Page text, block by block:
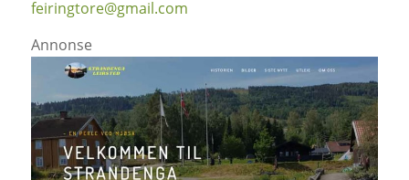
feiringtore@gmail.com
Annonse